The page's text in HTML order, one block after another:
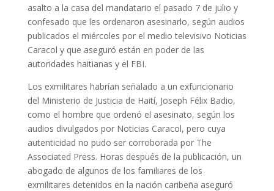
asalto a la casa del mandatario el pasado 7 de julio y
confesado que les ordenaron asesinarlo, según audios
publicados el miércoles por el medio televisivo Noticias
Caracol y que aseguró están en poder de las
autoridades haitianas y el FBI.
Los exmilitares habrían señalado a un exfuncionario
del Ministerio de Justicia de Haití, Joseph Félix Badio,
como el hombre que ordenó el asesinato, según los
audios divulgados por Noticias Caracol, pero cuya
autenticidad no pudo ser corroborada por The
Associated Press. Horas después de la publicación, un
abogado de algunos de los familiares de los
exmilitares detenidos en la nación caribeña aseguró